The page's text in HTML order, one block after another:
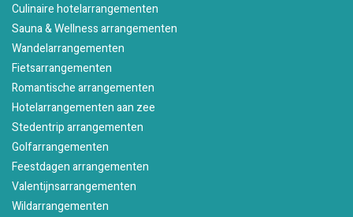
Culinaire hotelarrangementen
Sauna & Wellness arrangementen
Wandelarrangementen
Fietsarrangementen
Romantische arrangementen
Hotelarrangementen aan zee
Stedentrip arrangementen
Golfarrangementen
Feestdagen arrangementen
Valentijnsarrangementen
Wildarrangementen